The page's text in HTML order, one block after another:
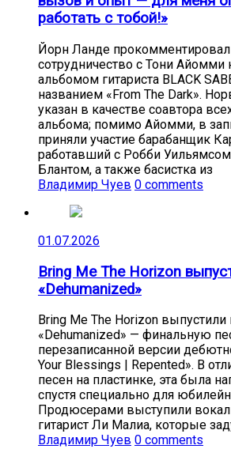
работать с тобой!»
Йорн Ланде
сотрудничество с Тони
альбомом гитариста BLACK
названием «From The Dark».
указан в качестве соавтора
альбома; помимо Айомми, в
приняли участие барабанщик
работавший с Робби
Блантом, а также басистка из
Владимир Чуев 0 comments
01.07.2026
Bring Me The Horizon
«Dehumanized»
Bring Me The Horizon
«Dehumanized» — финальную
перезаписанной версии
Your Blessings | Repented». В
песен на пластинке, эта была
спустя специально для
Продюсерами выступили
гитарист Ли Малиа, которые
Владимир Чуев 0 comments